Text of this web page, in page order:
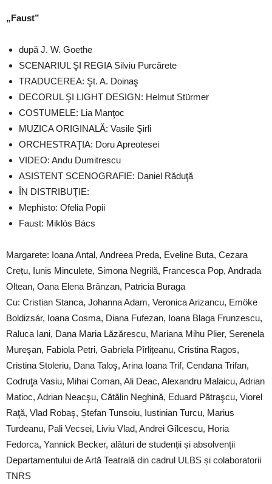
„Faust”
după J. W. Goethe
SCENARIUL ŞI REGIA Silviu Purcărete
TRADUCEREA: Şt. A. Doinaş
DECORUL ŞI LIGHT DESIGN: Helmut Stürmer
COSTUMELE: Lia Manţoc
MUZICA ORIGINALĂ: Vasile Şirli
ORCHESTRAŢIA: Doru Apreotesei
VIDEO: Andu Dumitrescu
ASISTENT SCENOGRAFIE: Daniel Răduţă
ÎN DISTRIBUŢIE:
Mephisto: Ofelia Popii
Faust: Miklós Bács
Margarete: Ioana Antal, Andreea Preda, Eveline Buta, Cezara
Crețu, Iunis Minculete, Simona Negrilă, Francesca Pop, Andrada
Oltean, Oana Elena Brânzan, Patricia Buraga
Cu: Cristian Stanca, Johanna Adam, Veronica Arizancu, Emöke
Boldizsár, Ioana Cosma, Diana Fufezan, Ioana Blaga Frunzescu,
Raluca Iani, Dana Maria Lăzărescu, Mariana Mihu Plier, Serenela
Mureşan, Fabiola Petri, Gabriela Pîrlițeanu, Cristina Ragos,
Cristina Stoleriu, Dana Taloş, Arina Ioana Trif, Cendana Trifan,
Codruţa Vasiu, Mihai Coman, Ali Deac, Alexandru Malaicu, Adrian
Matioc, Adrian Neacşu, Cătălin Neghină, Eduard Pătraşcu, Viorel
Raţă, Vlad Robaş, Ștefan Tunsoiu, Iustinian Turcu, Marius
Turdeanu, Pali Vecsei, Liviu Vlad, Andrei Gîlcescu, Horia
Fedorca, Yannick Becker, alături de studenții și absolvenții
Departamentului de Artă Teatrală din cadrul ULBS și colaboratorii
TNRS